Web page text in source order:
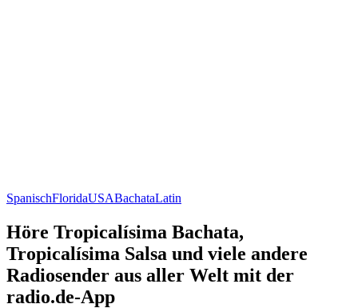
SpanischFloridaUSABachataLatin
Höre Tropicalísima Bachata,
Tropicalísima Salsa und viele andere
Radiosender aus aller Welt mit der
radio.de-App